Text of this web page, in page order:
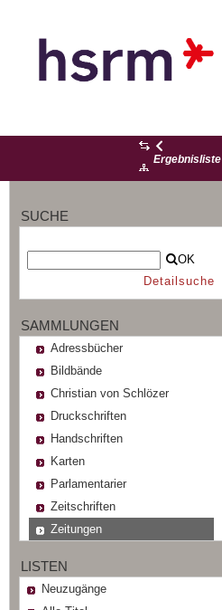
Ergebnisliste
SUCHE
OK
Detailsuche
SAMMLUNGEN
Adressbücher
Bildbände
Christian von Schlözer
Druckschriften
Handschriften
Karten
Parlamentarier
Zeitschriften
Zeitungen
LISTEN
Neuzugänge